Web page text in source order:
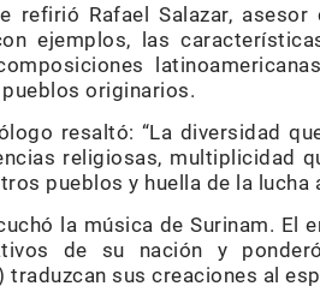
refirió Rafael Salazar,
ejemplos, las
originarios.
resaltó: “La diversidad
religiosas, multiplicidad
pueblos y huella de la lucha
la música de Surinam. El
de su nación y
traduzcan sus creaciones al